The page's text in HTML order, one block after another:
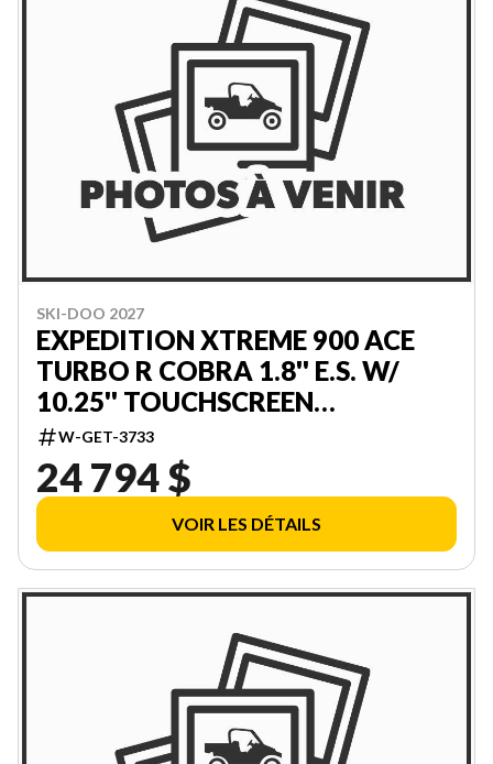
SKI-DOO 2027
EXPEDITION XTREME 900 ACE
TURBO R COBRA 1.8'' E.S. W/
10.25'' TOUCHSCREEN
000APVC00
W-GET-3733
24 794 $
VOIR LES DÉTAILS